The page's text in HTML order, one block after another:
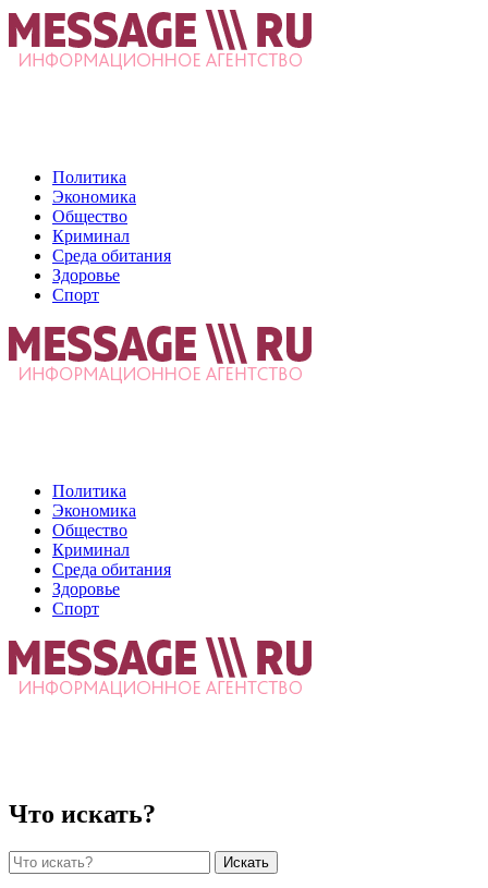
Политика
Экономика
Общество
Криминал
Среда обитания
Здоровье
Спорт
Политика
Экономика
Общество
Криминал
Среда обитания
Здоровье
Спорт
Что искать?
Искать